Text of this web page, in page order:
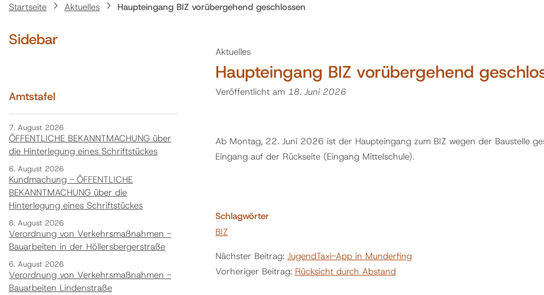
Startseite Aktuelles Haupteingang BIZ vorübergehend geschlossen
Aktuelles
Haupteingang BIZ vorübergehend
Veröffentlicht am 18. Juni 2026
Ab Montag, 22. Juni 2026 ist der Haupteingang zum BIZ wegen der Baustelle
Eingang auf der Rückseite (Eingang Mittelschule).
Schlagwörter
BIZ
Nächster Beitrag: JugendTaxi-App in Munderfing
Vorheriger Beitrag: Rücksicht durch Abstand
Sidebar
Amtstafel
7. August 2026
ÖFFENTLICHE BEKANNTMACHUNG über
die Hinterlegung eines Schriftstückes
6. August 2026
Kundmachung - ÖFFENTLICHE
BEKANNTMACHUNG über die
Hinterlegung eines Schriftstückes
6. August 2026
Verordnung von Verkehrsmaßnahmen -
Bauarbeiten in der Höllersbergerstraße
6. August 2026
Verordnung von Verkehrsmaßnahmen -
Bauarbeiten Lindenstraße